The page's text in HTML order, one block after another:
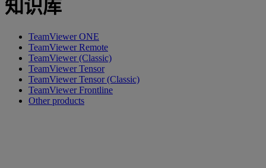
知识库
TeamViewer ONE
TeamViewer Remote
TeamViewer (Classic)
TeamViewer Tensor
TeamViewer Tensor (Classic)
TeamViewer Frontline
Other products